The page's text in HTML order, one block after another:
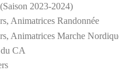
2023-2024)
Animatrices Randonnée
Animatrices Marche
CA